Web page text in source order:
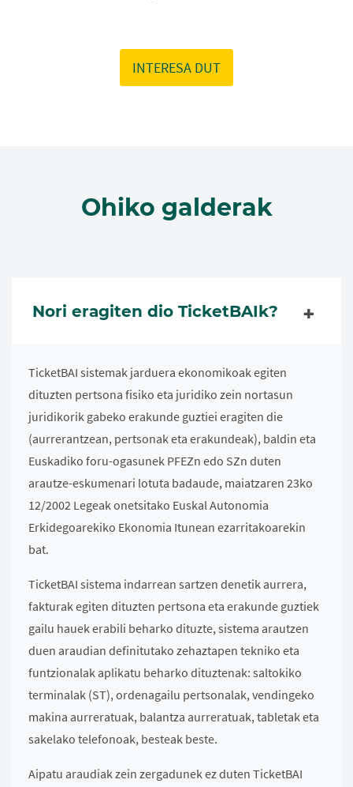
INTERESA DUT
Ohiko galderak
Nori eragiten dio TicketBAIk?
TicketBAI sistemak jarduera ekonomikoak egiten
dituzten pertsona fisiko eta juridiko zein nortasun
juridikorik gabeko erakunde guztiei eragiten die
(aurrerantzean, pertsonak eta erakundeak), baldin eta
Euskadiko foru-ogasunek PFEZn edo SZn duten
arautze-eskumenari lotuta badaude, maiatzaren 23ko
12/2002 Legeak onetsitako Euskal Autonomia
Erkidegoarekiko Ekonomia Itunean ezarritakoarekin
bat.
TicketBAI sistema indarrean sartzen denetik aurrera,
fakturak egiten dituzten pertsona eta erakunde guztiek
gailu hauek erabili beharko dituzte, sistema arautzen
duen araudian definitutako zehaztapen tekniko eta
funtzionalak aplikatu beharko dituztenak: saltokiko
terminalak (ST), ordenagailu pertsonalak, vendingeko
makina aurreratuak, balantza aurreratuak, tabletak eta
sakelako telefonoak, besteak beste.
Aipatu araudiak zein zergadunek ez duten TicketBAI